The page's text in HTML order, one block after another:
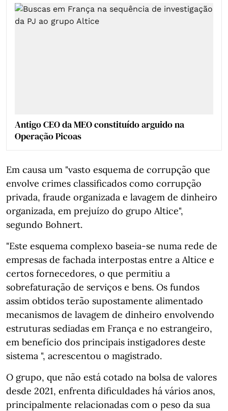
Antigo CEO da MEO constituído arguido na
Operação Picoas
Em causa um "vasto esquema de corrupção que
envolve crimes classificados como corrupção
privada, fraude organizada e lavagem de dinheiro
organizada, em prejuízo do grupo Altice",
segundo Bohnert.
"Este esquema complexo baseia-se numa rede de
empresas de fachada interpostas entre a Altice e
certos fornecedores, o que permitiu a
sobrefaturação de serviços e bens. Os fundos
assim obtidos terão supostamente alimentado
mecanismos de lavagem de dinheiro envolvendo
estruturas sediadas em França e no estrangeiro,
em benefício dos principais instigadores deste
sistema ", acrescentou o magistrado.
O grupo, que não está cotado na bolsa de valores
desde 2021, enfrenta dificuldades há vários anos,
principalmente relacionadas com o peso da sua